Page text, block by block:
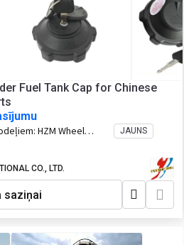
Fuel Tank Cap for Chinese
HZM Wheel
Loader, EVERUN
Loader, SOCMA Wheel
Wheel Loader, TRANER
KINGWAY Wheel Loader,
BLANCHE Wheel
JAUNS
CO., LTD.
saziņai